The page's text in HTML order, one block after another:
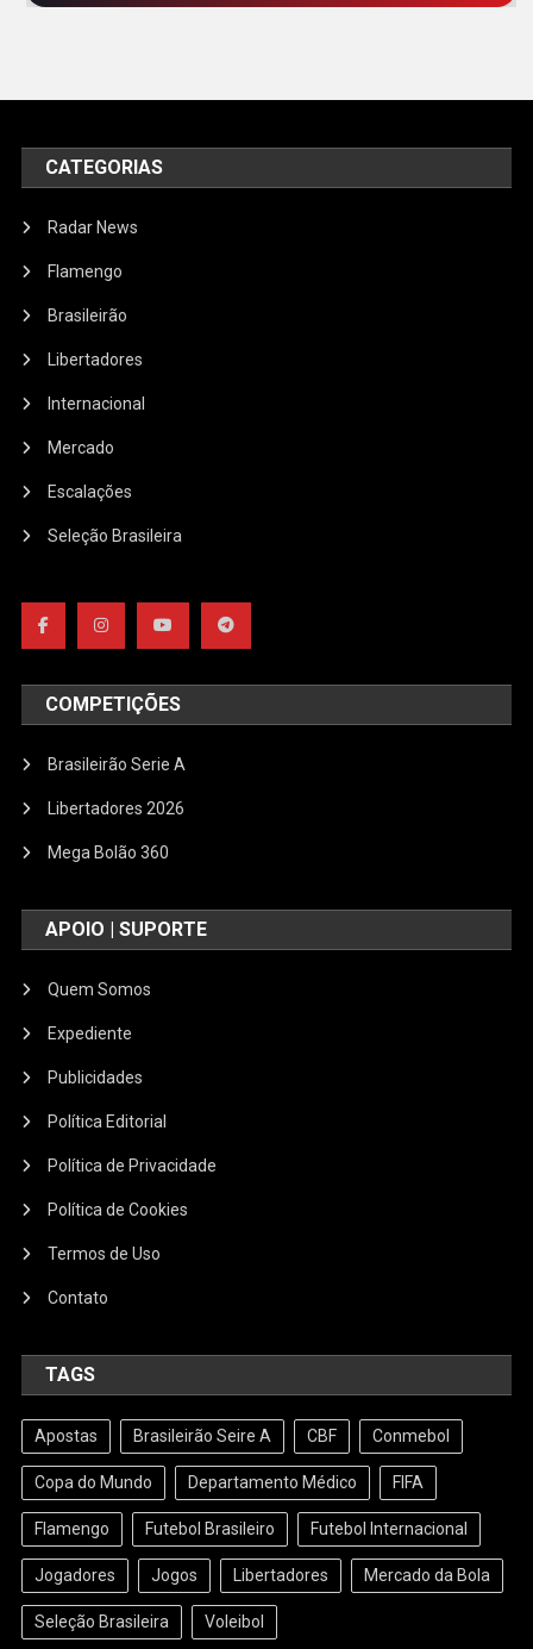
CATEGORIAS
Radar News
Flamengo
Brasileirão
Libertadores
Internacional
Mercado
Escalações
Seleção Brasileira
COMPETIÇÕES
Brasileirão Serie A
Libertadores 2026
Mega Bolão 360
APOIO | SUPORTE
Quem Somos
Expediente
Publicidades
Política Editorial
Política de Privacidade
Política de Cookies
Termos de Uso
Contato
TAGS
Apostas Brasileirão Seire A CBF Conmebol
Copa do Mundo Departamento Médico FIFA
Flamengo Futebol Brasileiro Futebol Internacional
Jogadores Jogos Libertadores Mercado da Bola
Seleção Brasileira Voleibol